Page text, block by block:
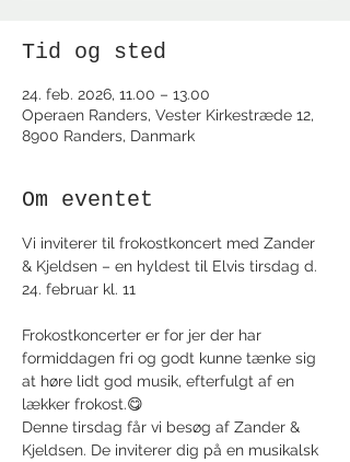
Tid og sted
24. feb. 2026, 11.00 – 13.00
Operaen Randers, Vester Kirkestræde 12,
8900 Randers, Danmark
Om eventet
Vi inviterer til frokostkoncert med Zander
& Kjeldsen – en hyldest til Elvis tirsdag d.
24. februar kl. 11
Frokostkoncerter er for jer der har
formiddagen fri og godt kunne tænke sig
at høre lidt god musik, efterfulgt af en
lækker frokost.😋
Denne tirsdag får vi besøg af Zander &
Kjeldsen. De inviterer dig på en musikalsk